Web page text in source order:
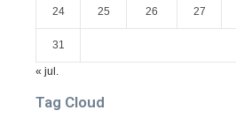
24 25 26 27
31
« jul.
Tag Cloud